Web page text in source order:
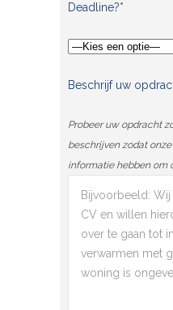
Deadline?*
Beschrijf uw
Probeer uw opdracht
beschrijven zodat
informatie hebben om